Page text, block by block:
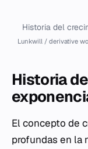
Historia del
Lunkwill / derivative
Historia
El concepto de
profundas en la